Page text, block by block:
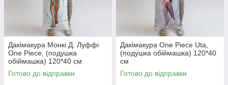
Дакімакура Монкі Д. Луффі
One Piece, (подушка
обіймашка) 120*40 см
Готово до відправки
Дакімакура One Piece Uta,
(подушка обіймашка) 120*40
см
Готово до відправки